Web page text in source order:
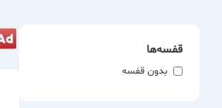
قفسه‌ها
بدون قفسه